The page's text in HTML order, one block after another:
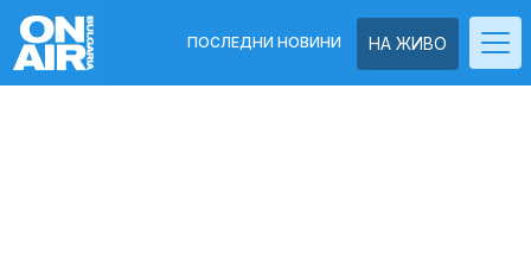
НА ЖИВО
ПОСЛЕДНИ НОВИНИ